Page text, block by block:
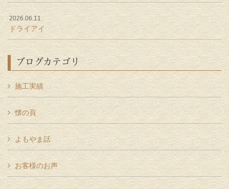
2026.06.11
ドライアイ
ブログカテゴリ
施工実績
懐の頁
よもやま話
お客様のお声